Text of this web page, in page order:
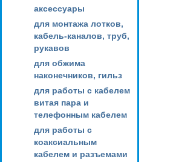
аксессуары
для монтажа лотков,
кабель-каналов, труб,
рукавов
для обжима
наконечников, гильз
для работы с кабелем
витая пара и
телефонным кабелем
для работы с
коаксиальным
кабелем и разъемами